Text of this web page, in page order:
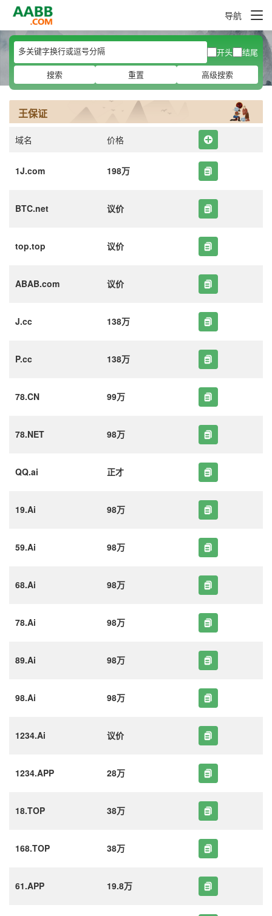
导航
开头
结尾
搜索
重置 高级搜索
王保证
域名 价格
1J.com 198万
BTC.net 议价
top.top 议价
ABAB.com 议价
J.cc 138万
P.cc 138万
78.CN 99万
78.NET 98万
QQ.ai 正才
19.Ai 98万
59.Ai 98万
68.Ai 98万
78.Ai 98万
89.Ai 98万
98.Ai 98万
1234.Ai 议价
1234.APP 28万
18.TOP 38万
168.TOP 38万
61.APP 19.8万